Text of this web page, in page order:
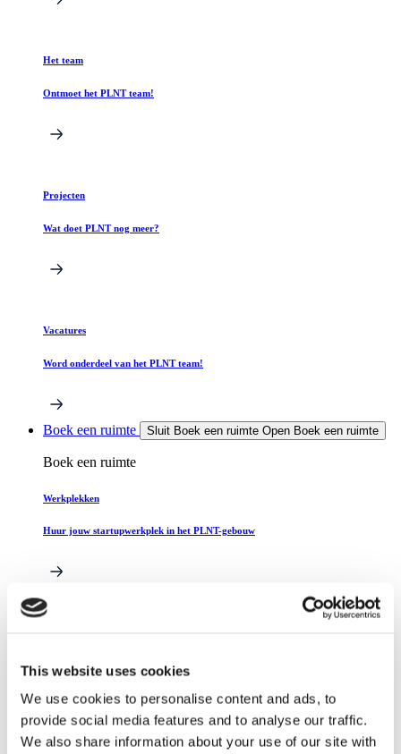
This website uses cookies
We use cookies to personalise content and ads, to
provide social media features and to analyse our traffic.
We also share information about your use of our site with
Het team
Ontmoet het PLNT team!
Projecten
Wat doet PLNT nog meer?
Vacatures
Word onderdeel van het PLNT team!
Boek een ruimte Sluit Boek een ruimte Open Boek een ruimte
Boek een ruimte
Werkplekken
Huur jouw startupwerkplek in het PLNT-gebouw
Zaalverhuur
The Field